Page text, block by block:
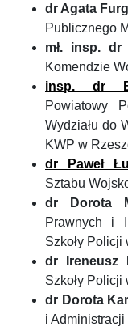
dr Agata
Publicznego
mł. insp. dr
Komendzie
insp. dr
Powiatowy
Wydziału do
KWP w
dr Paweł
Sztabu
dr Dorota
Prawnych i
Szkoły Policji
dr Ireneusz
Szkoły Policji
dr Dorota
i